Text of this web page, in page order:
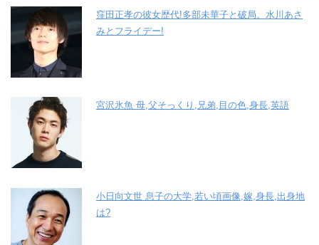
窪田正孝の彼女歴代!多部未華子と破局。水川あさ
みとフライデー!
宮沢氷魚 母,父そっくり,兄弟,目の色,身長,英語
小日向文世 息子の大学,若い頃画像,嫁,身長,出身地
は?